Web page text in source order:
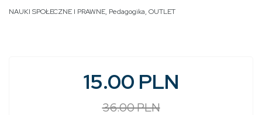
NAUKI SPOŁECZNE I PRAWNE, Pedagogika, OUTLET
15.00 PLN
36.00 PLN